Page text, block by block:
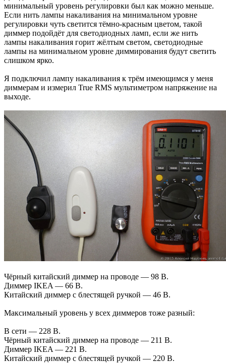
минимальный уровень регулировки был как можно меньше.
Если нить лампы накаливания на минимальном уровне
регулировки чуть светится тёмно-красным цветом, такой
диммер подойдёт для светодиодных ламп, если же нить
лампы накаливания горит жёлтым светом, светодиодные
лампы на минимальном уровне диммирования будут светить
слишком ярко.
Я подключил лампу накаливания к трём имеющимся у меня
диммерам и измерил True RMS мультиметром напряжение на
выходе.
Чёрный китайский диммер на проводе — 98 В.
Диммер IKEA — 66 В.
Китайский диммер с блестящей ручкой — 46 В.
Максимальный уровень у всех диммеров тоже разный:
В сети — 228 В.
Чёрный китайский диммер на проводе — 211 В.
Диммер IKEA — 221 В.
Китайский диммер с блестящей ручкой — 220 В.